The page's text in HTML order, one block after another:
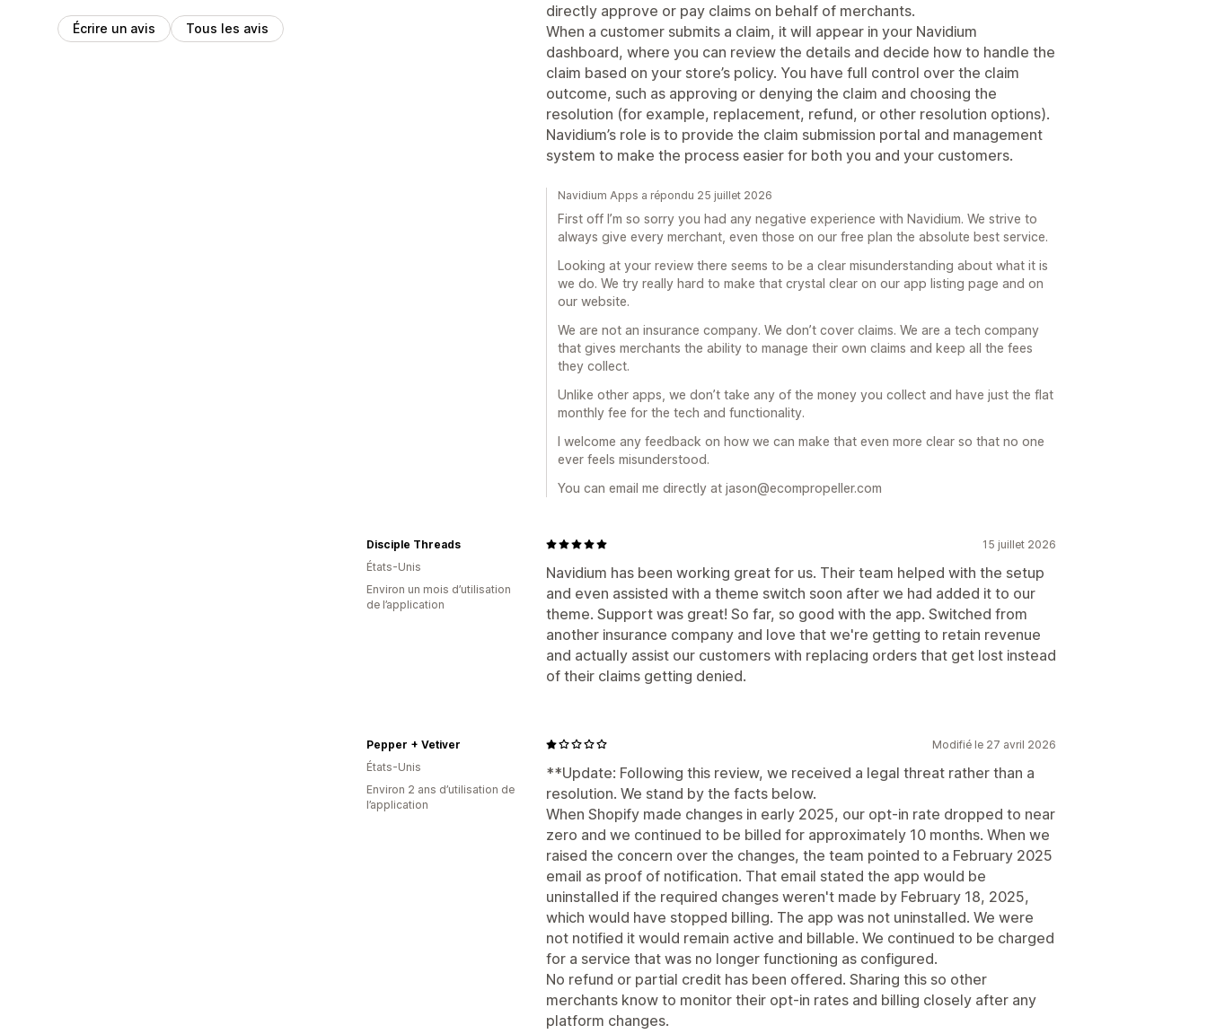
Écrire un avis Tous les avis
directly approve or pay claims on behalf of merchants.
When a customer submits a claim, it will appear in your Navidium
dashboard, where you can review the details and decide how to handle the
claim based on your store’s policy. You have full control over the claim
outcome, such as approving or denying the claim and choosing the
resolution (for example, replacement, refund, or other resolution options).
Navidium’s role is to provide the claim submission portal and management
system to make the process easier for both you and your customers.
Navidium Apps a répondu 25 juillet 2026
First off I’m so sorry you had any negative experience with Navidium. We strive to
always give every merchant, even those on our free plan the absolute best service.
Looking at your review there seems to be a clear misunderstanding about what it is
we do. We try really hard to make that crystal clear on our app listing page and on
our website.
We are not an insurance company. We don’t cover claims. We are a tech company
that gives merchants the ability to manage their own claims and keep all the fees
they collect.
Unlike other apps, we don’t take any of the money you collect and have just the flat
monthly fee for the tech and functionality.
I welcome any feedback on how we can make that even more clear so that no one
ever feels misunderstood.
You can email me directly at jason@ecompropeller.com
15 juillet 2026
Navidium has been working great for us. Their team helped with the setup
and even assisted with a theme switch soon after we had added it to our
theme. Support was great! So far, so good with the app. Switched from
another insurance company and love that we're getting to retain revenue
and actually assist our customers with replacing orders that get lost instead
of their claims getting denied.
Disciple Threads
États-Unis
Environ un mois d’utilisation
de l’application
Modifié le 27 avril 2026
**Update: Following this review, we received a legal threat rather than a
resolution. We stand by the facts below.
When Shopify made changes in early 2025, our opt-in rate dropped to near
zero and we continued to be billed for approximately 10 months. When we
raised the concern over the changes, the team pointed to a February 2025
email as proof of notification. That email stated the app would be
uninstalled if the required changes weren't made by February 18, 2025,
which would have stopped billing. The app was not uninstalled. We were
not notified it would remain active and billable. We continued to be charged
for a service that was no longer functioning as configured.
No refund or partial credit has been offered. Sharing this so other
merchants know to monitor their opt-in rates and billing closely after any
platform changes.
Pepper + Vetiver
États-Unis
Environ 2 ans d’utilisation de
l’application